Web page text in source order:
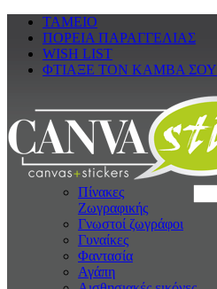
ΤΑΜΕΙΟ
ΠΟΡΕΙΑ ΠΑΡΑΓΓΕΛΙΑΣ
WISH LIST
ΦΤΙΑΞΕ ΤΟΝ ΚΑΜΒΑ ΣΟΥ
Πίνακες
Ζωγραφικής
Γνωστοί ζωγράφοι
Γυναίκες
Φαντασία
Αγάπη